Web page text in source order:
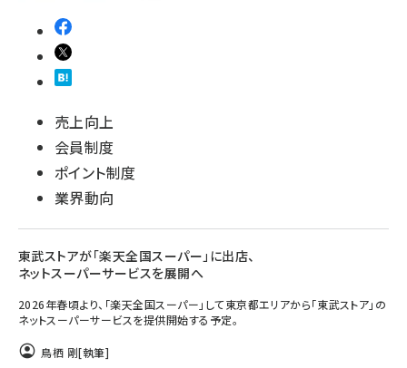
売上向上
会員制度
ポイント制度
業界動向
東武ストアが「楽天全国スーパー」に出店、
ネットスーパーサービスを展開へ
2026年春頃より、「楽天全国スーパー」して東京都エリアから「東武ストア」の
ネットスーパーサービスを提供開始する予定。
鳥栖 剛[執筆]